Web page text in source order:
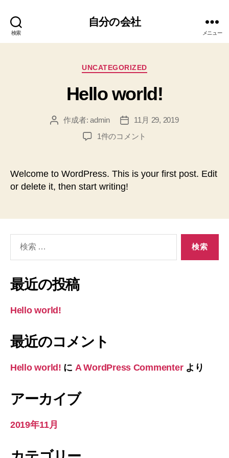
検索
自分の会社
メニュー
カ
ゴ
リ
UNCATEGORIZED
Hello world!
投
作成者:admin
投
稿
11月 29, 2019
Hello
1件のコメント
Welcome to WordPress. This is your first post. Edit
or delete it, then start writing!
象:
最近の投稿
Hello world!
最近のコメント
Hello world! に A WordPress Commenterより
アーカイブ
2019年11月